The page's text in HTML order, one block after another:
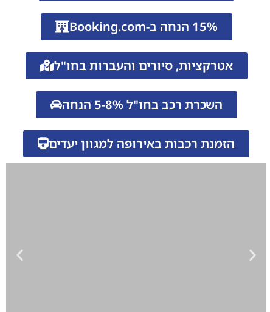
15% הנחה ב-Booking.com
אטרקציות, סיורים והעברות בחו"ל
השכרת רכב בחו"ל 5-8% הנחה
הזמנת רכבות באירופה למגוון יעדים